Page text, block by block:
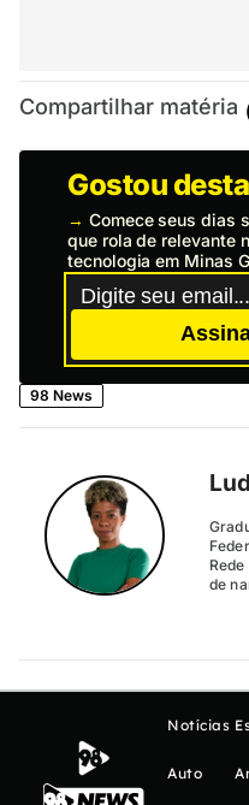
Compartilhar matéria
Gostou
→ Comece seus dias
que rola de relevante
tecnologia em Minas
98 News
de
Notícias
Auto